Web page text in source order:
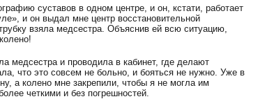
суставов в одном центре, и он, кстати, работает
и он выдал мне центр восстановительной
взяла медсестра. Объяснив ей всю ситуацию,
медсестра и проводила в кабинет, где делают
что это совсем не больно, и бояться не нужно. Уже в
а колено мне закрепили, чтобы я не могла им
четкими и без погрешностей.